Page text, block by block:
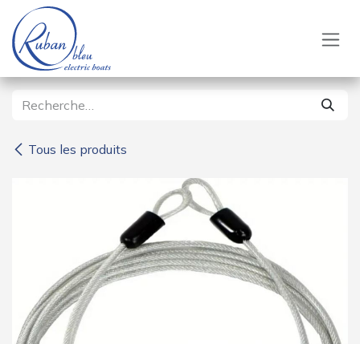
Se rendre au contenu
Tous les produits